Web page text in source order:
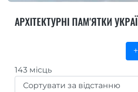
АРХІТЕКТУРНІ ПАМ'ЯТКИ
143 місць